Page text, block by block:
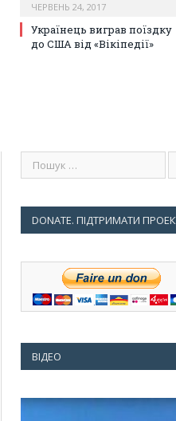
ЧЕРВЕНЬ 24, 2017
Українець виграв поїздку
до США від «Вікіпедії»
DONATE. ПІДТРИМАТИ
ВІДЕО